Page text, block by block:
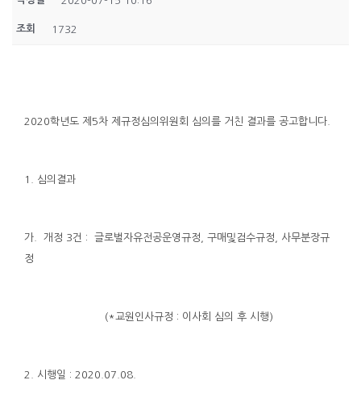
조회 1732
2020학년도 제5차 제규정심의위원회 심의를 거친 결과를 공고합니다.
1. 심의결과
가. 개정 3건 : 글로벌자유전공운영규정, 구매및검수규정, 사무분장규
정
(*교원인사규정 : 이사회 심의 후 시행)
2. 시행일 : 2020.07.08.